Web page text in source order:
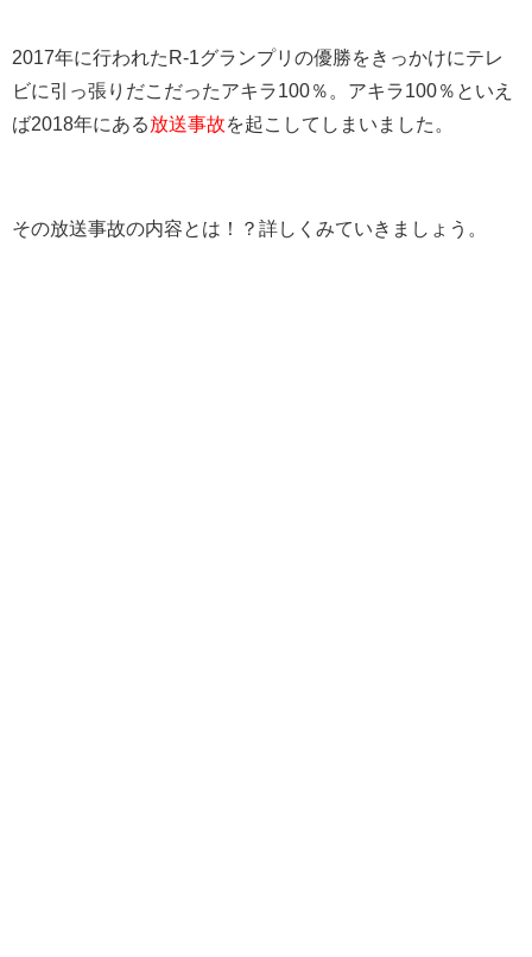
2017年に行われたR‐1グランプリの優勝をきっかけにテレ
ビに引っ張りだこだったアキラ100％。アキラ100％といえ
ば2018年にある放送事故を起こしてしまいました。
その放送事故の内容とは！？詳しくみていきましょう。